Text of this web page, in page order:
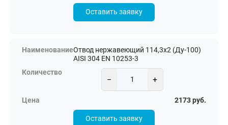
Оставить заявку
Отвод нержавеющий 114,3х2 (Ду-100)
AISI 304 EN 10253-3
− +
2173 руб.
Оставить заявку